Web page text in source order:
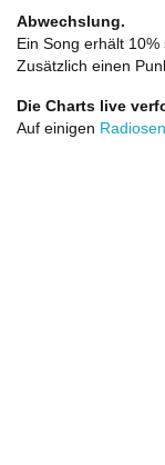
Abwechslung.
Ein Song erhält
Zusätzlich einen
Die Charts live
Auf einigen